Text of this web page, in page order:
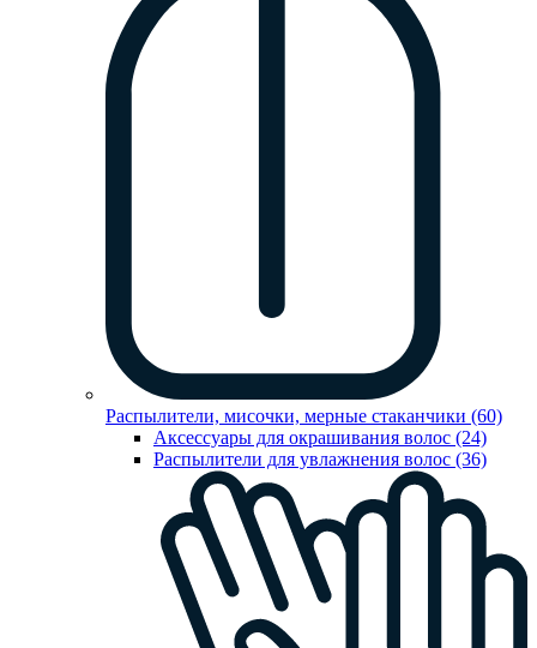
Распылители, мисочки, мерные стаканчики (60)
Аксессуары для окрашивания волос (24)
Распылители для увлажнения волос (36)